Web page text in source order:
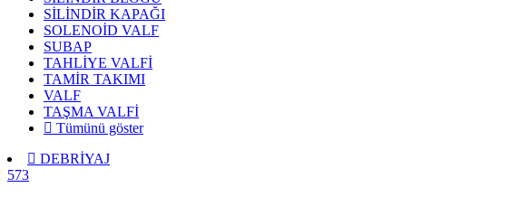
SİLİNDİR KAPAĞI
SOLENOİD VALF
SUBAP
TAHLİYE VALFİ
TAMİR TAKIMI
VALF
TAŞMA VALFİ
Tümünü göster
DEBRİYAJ
573